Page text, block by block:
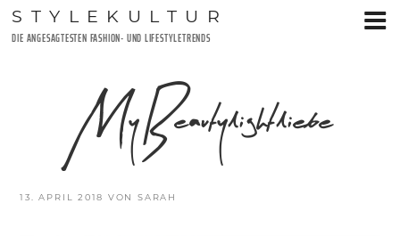
Zum
Inhalt
STYLEKULTUR
DIE ANGESAGTESTEN FASHION- UND LIFESTYLETRENDS
VERÖFFENTLICHT
13. APRIL 2018 VONSARAH
MyBeautylightliebe